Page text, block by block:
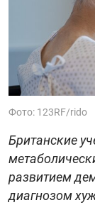
Фото: 123RF/rido
Британские
развитием
диагнозом